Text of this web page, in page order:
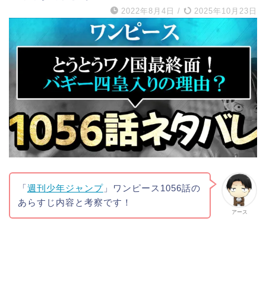
2022年8月4日 / 2025年10月23日
アース
「週刊少年ジャンプ」ワンピース1056話の
あらすじ内容と考察です！